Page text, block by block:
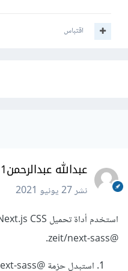
اقتباس
عبدالله عبدالرحمن11
نشر27 يونيو 2021
@zeit/next-sass.
استبدل حزمة @zeit/next-sass بـ sass.